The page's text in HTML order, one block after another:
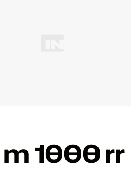
1000 rr